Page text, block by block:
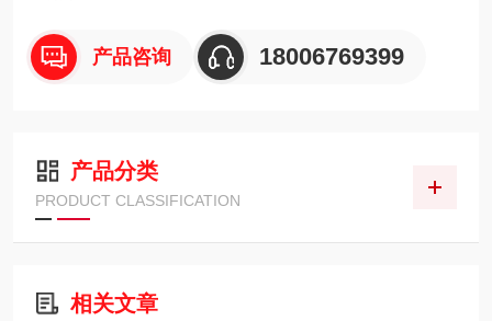
产品咨询 18006769399
产品分类
PRODUCT CLASSIFICATION
相关文章